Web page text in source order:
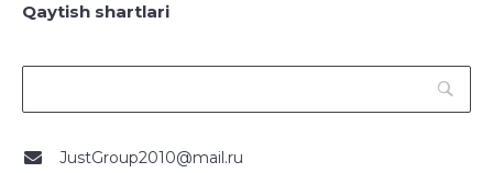
Qaytish shartlari
JustGroup2010@mail.ru